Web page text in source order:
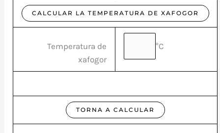
Temperatura de
xafogor
°C